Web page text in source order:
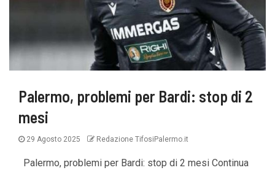
Palermo, problemi per Bardi: stop di 2
mesi
29 Agosto 2025 Redazione TifosiPalermo.it
Palermo, problemi per Bardi: stop di 2 mesi Continua